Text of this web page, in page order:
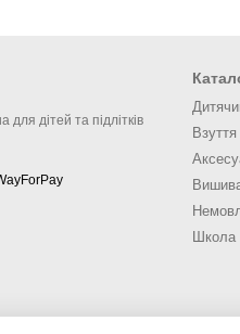
дітей та підлітків
Школа